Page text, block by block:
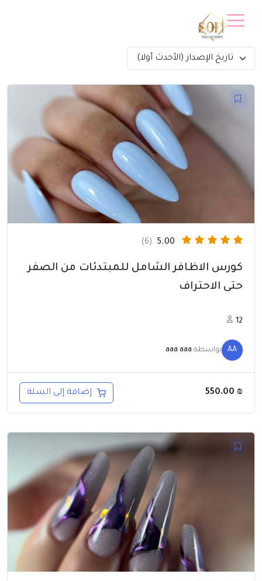
تاريخ الإصدار (الأحدث أولا)
5.00
(6)
كورس الاظافر الشامل للمبتدئات من الصفر
حتى الاحتراف
12
AA بواسطة aaa aaa
550.00 ₪ إضافة إلى السلة